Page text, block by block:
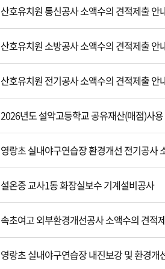
산호유치원 통신공사 소액수의 견적제출 안
산호유치원 소방공사 소액수의 견적제출 안
산호유치원 전기공사 소액수의 견적제출 안
2026년도 설악고등학교 공유재산(매점)사
영랑초 실내야구연습장 환경개선 전기공사
설온중 교사1동 화장실보수 기계설비공사
속초여고 외부환경개선공사 소액수의 견적
영랑초 실내야구연습장 내진보강 및 환경개